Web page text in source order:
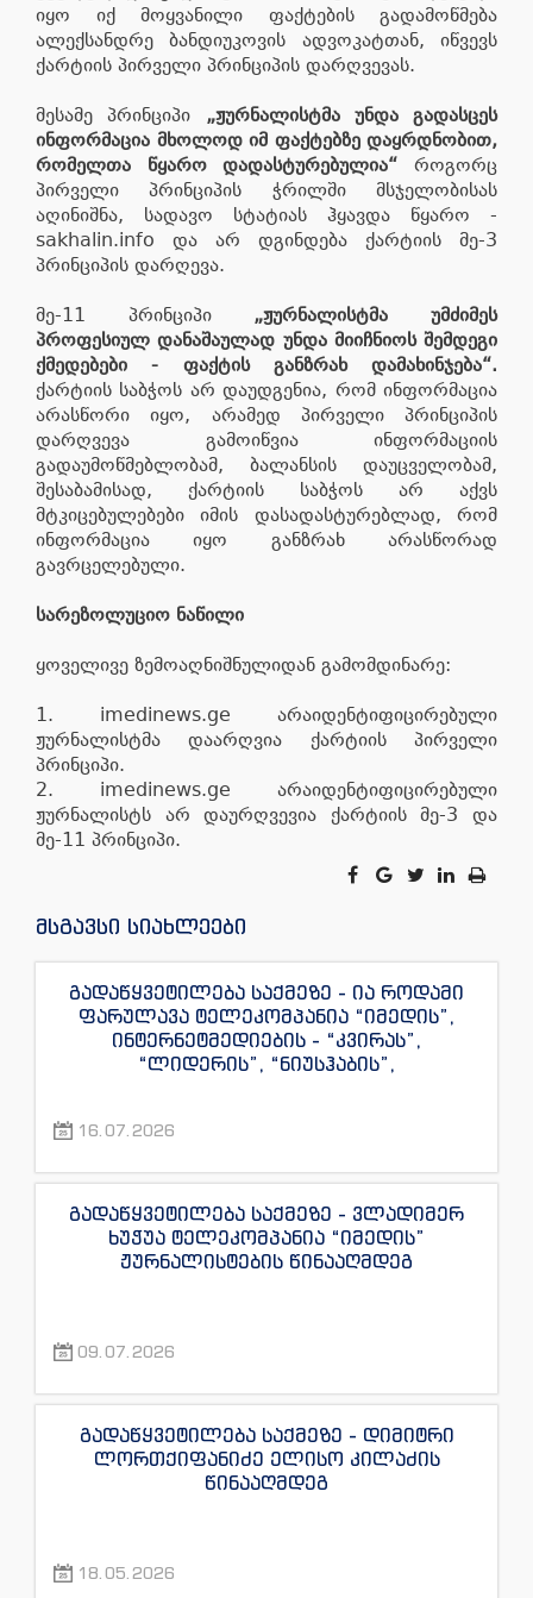
იყო იქ მოყვანილი ფაქტების გადამოწმება
ალექსანდრე ბანდიუკოვის ადვოკატთან, იწვევს
ქარტიის პირველი პრინციპის დარღვევას.
მესამე პრინციპი
„ჟურნალისტმა უნდა გადასცეს
ინფორმაცია მხოლოდ იმ ფაქტებზე დაყრდნობით,
რომელთა წყარო დადასტურებულია“ როგორც
პირველი პრინციპის ჭრილში მსჯელობისას
აღინიშნა, სადავო სტატიას ჰყავდა წყარო -
sakhalin.info და არ დგინდება ქარტიის მე-3
პრინციპის დარღევა.
მე-11 პრინციპი „ჟურნალისტმა უმძიმეს
პროფესიულ დანაშაულად უნდა მიიჩნიოს შემდეგი
ქმედებები - ფაქტის განზრახ დამახინჯება“.
ქარტიის საბჭოს არ დაუდგენია, რომ ინფორმაცია
არასწორი იყო, არამედ პირველი პრინციპის
დარღვევა გამოიწვია ინფორმაციის
გადაუმოწმებლობამ, ბალანსის დაუცველობამ,
შესაბამისად, ქარტიის საბჭოს არ აქვს
მტკიცებულებები იმის დასადასტურებლად, რომ
ინფორმაცია იყო განზრახ არასწორად
გავრცელებული.
სარეზოლუციო ნაწილი
ყოველივე ზემოაღნიშნულიდან გამომდინარე:
1. imedinews.ge არაიდენტიფიცირებული
ჟურნალისტმა დაარღვია ქარტიის პირველი
პრინციპი.
2. imedinews.ge არაიდენტიფიცირებული
ჟურნალისტს არ დაურღვევია ქარტიის მე-3 და
მე-11 პრინციპი.
მსგავსი სიახლეები
გადაწყვეტილება საქმეზე - ია როდამი
ფარულავა ტელეკომპანია “იმედის”,
ინტერნეტმედიების - “კვირას”,
“ლიდერის”, “ნიუსჰაბის”,
“ექსკლუზივტივის” ჟურნალისტების
16.07.2026
გადაწყვეტილება საქმეზე - ვლადიმერ
ხუჭუა ტელეკომპანია “იმედის”
ჟურნალისტების წინააღმდეგ
09.07.2026
გადაწყვეტილება საქმეზე - დიმიტრი
ლორთქიფანიძე ელისო კილაძის
წინააღმდეგ
18.05.2026